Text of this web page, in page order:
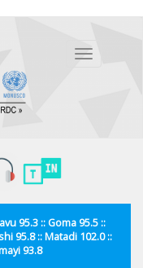
Toggle
95.3 :: Goma 95.5 ::
95.8 :: Matadi 102.0 ::
93.8